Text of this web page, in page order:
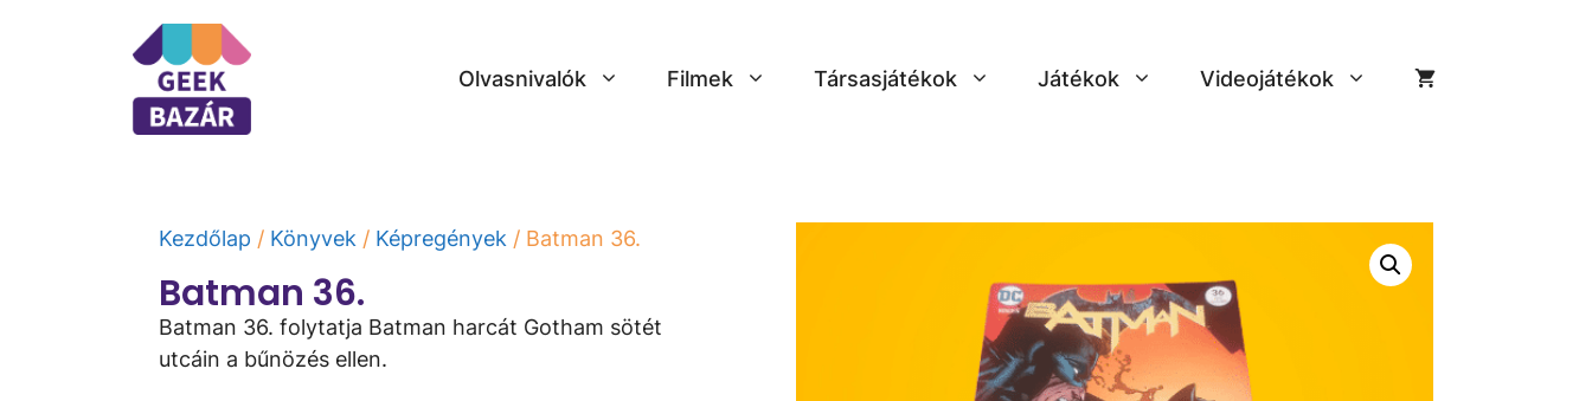
Olvasnivalók Filmek Társasjátékok Játékok Videojátékok
Kezdőlap / Könyvek / Képregények / Batman 36.
Batman 36.
Batman 36. folytatja Batman harcát Gotham sötét
utcáin a bűnözés ellen.